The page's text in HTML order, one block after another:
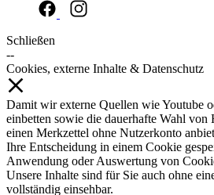
Schließen
--
Cookies, externe Inhalte & Datenschutz
Damit wir externe Quellen wie Youtube
einbetten sowie die dauerhafte Wahl
einen Merkzettel ohne Nutzerkonto
Ihre Entscheidung in einem Cookie
Anwendung oder Auswertung von
Unsere Inhalte sind für Sie auch ohne
vollständig einsehbar.